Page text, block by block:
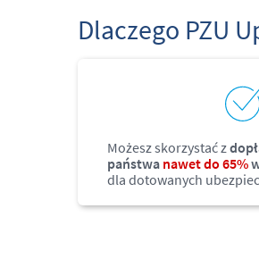
Dlaczego PZU
Możesz skorzystać z
państwa nawet do 65%
dla dotowanych